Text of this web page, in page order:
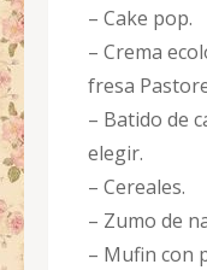
– Cake pop.
– Crema
fresa
– Batido de
elegir.
– Cereales.
– Zumo de
– Mufin con